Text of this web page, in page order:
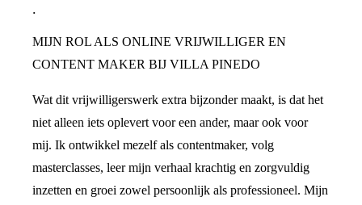
.
MIJN ROL ALS ONLINE VRIJWILLIGER EN
CONTENT MAKER BIJ VILLA PINEDO
Wat dit vrijwilligerswerk extra bijzonder maakt, is dat het
niet alleen iets oplevert voor een ander, maar ook voor
mij. Ik ontwikkel mezelf als contentmaker, volg
masterclasses, leer mijn verhaal krachtig en zorgvuldig
inzetten en groei zowel persoonlijk als professioneel. Mijn